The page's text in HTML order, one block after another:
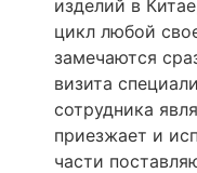
изделий в
цикл любой
замечаются
визита
сотрудника
приезжает и
части